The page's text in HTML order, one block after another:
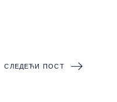
СЛЕДЕЋИ ПОСТ